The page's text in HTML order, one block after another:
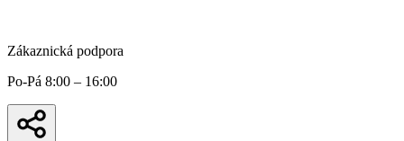
Zákaznická podpora
Po-Pá 8:00 – 16:00